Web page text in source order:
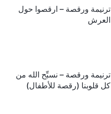
ترنيمة ورقصة – ارقصوا حول
العرش
ترنيمة ورقصة – نسبِّح الله من
كل قلوبنا (رقصة للأطفال)